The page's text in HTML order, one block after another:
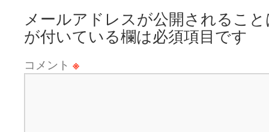
メールアドレスが公開されるこ
が付いている欄は必須項目です
コメント ※